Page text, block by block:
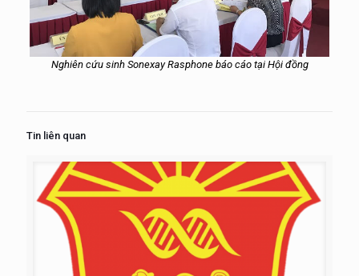
Nghiên cứu sinh Sonexay Rasphone báo cáo tại Hội đồng
Tin liên quan